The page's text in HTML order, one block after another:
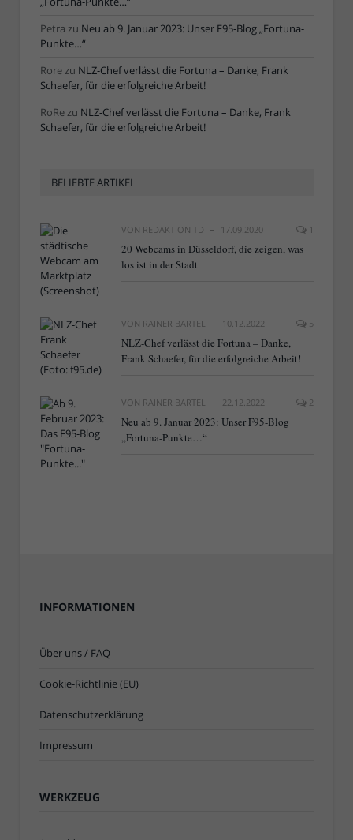
Petra zu Neu ab 9. Januar 2023: Unser F95-Blog „Fortuna-
Punkte…“
Rorezu NLZ-Chef verlässt die Fortuna – Danke, Frank
Schaefer, für die erfolgreiche Arbeit!
RoRezu NLZ-Chef verlässt die Fortuna – Danke, Frank
Schaefer, für die erfolgreiche Arbeit!
BELIEBTE ARTIKEL
VON REDAKTION TD 17.09.2020 1
20 Webcams in Düsseldorf, die zeigen, was
los ist in der Stadt
VON RAINER BARTEL 10.12.2022 5
NLZ-Chef verlässt die Fortuna – Danke,
Frank Schaefer, für die erfolgreiche Arbeit!
VON RAINER BARTEL 22.12.2022 2
Neu ab 9. Januar 2023: Unser F95-Blog
„Fortuna-Punkte…“
INFORMATIONEN
Über uns / FAQ
Cookie-Richtlinie (EU)
Datenschutzerklärung
Impressum
WERKZEUG